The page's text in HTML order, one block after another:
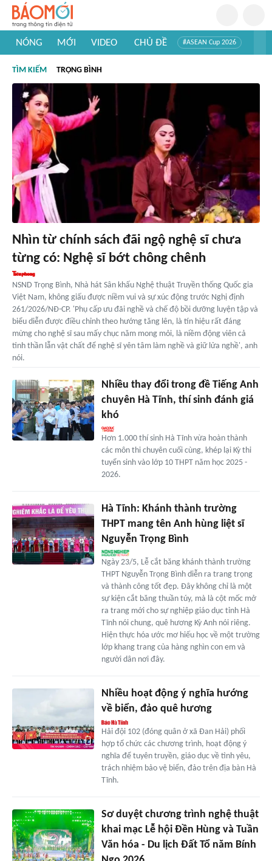
NÓNG MỚI VIDEO CHỦ ĐỀ #ASEAN Cup 2026
#Khám phá thế giới
TÌM KIẾM TRỌNG BÌNH
Nhìn từ chính sách đãi ngộ nghệ sĩ chưa
từng có: Nghệ sĩ bớt chông chênh
NSND Trọng Bình, Nhà hát Sân khấu Nghệ thuật Truyền thống Quốc gia
Việt Nam, không giấu được niềm vui và sự xúc động trước Nghị định
261/2026/NĐ-CP. 'Phụ cấp ưu đãi nghề và chế độ bồi dưỡng luyện tập và
biểu diễn được điều chỉnh theo hướng tăng lên, là tín hiệu rất đáng
mừng cho nghệ sĩ sau mấy chục năm mong mỏi, là niềm động viên cả
tinh thần lẫn vật chất để nghệ sĩ yên tâm làm nghề và giữ lửa nghề', anh
nói.
Nhiều thay đổi trong đề Tiếng Anh
chuyên Hà Tĩnh, thí sinh đánh giá
khó
Hơn 1.000 thí sinh Hà Tĩnh vừa hoàn thành
các môn thi chuyên cuối cùng, khép lại Kỳ thi
tuyển sinh vào lớp 10 THPT năm học 2025 -
2026.
Hà Tĩnh: Khánh thành trường
THPT mang tên Anh hùng liệt sĩ
Nguyễn Trọng Bình
Ngày 23/5, Lễ cắt băng khánh thành trường
THPT Nguyễn Trọng Bình diễn ra trang trọng
và thành công tốt đẹp. Đây không chỉ là một
sự kiện cắt băng thuần túy, mà là cột mốc mở
ra trang mới cho sự nghiệp giáo dục tỉnh Hà
Tĩnh nói chung, quê hương Kỳ Anh nói riêng.
Hiện thực hóa ước mơ hiếu học về một trường
lớp khang trang của hàng nghìn con em và
người dân nơi đây.
Nhiều hoạt động ý nghĩa hướng
về biển, đảo quê hương
Hải đội 102 (đóng quân ở xã Đan Hải) phối
hợp tổ chức các chương trình, hoạt động ý
nghĩa để tuyên truyền, giáo dục về tình yêu,
trách nhiệm bảo vệ biển, đảo trên địa bàn Hà
Tĩnh.
Sơ duyệt chương trình nghệ thuật
khai mạc Lễ hội Đền Hùng và Tuần
Văn hóa - Du lịch Đất Tổ năm Bính